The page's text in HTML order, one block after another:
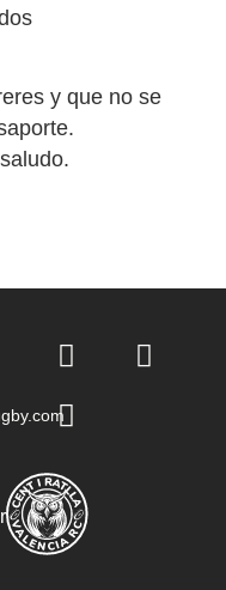
y que no se